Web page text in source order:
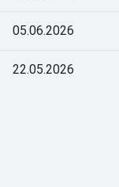
05.06.2026
22.05.2026